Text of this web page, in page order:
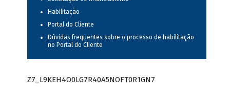
Habilitação
Portal do Cliente
Dúvidas frequentes sobre o processo de habilitação
no Portal do Cliente
Z7_L9KEH4O0LG7R40A5NOFT0R1GN7